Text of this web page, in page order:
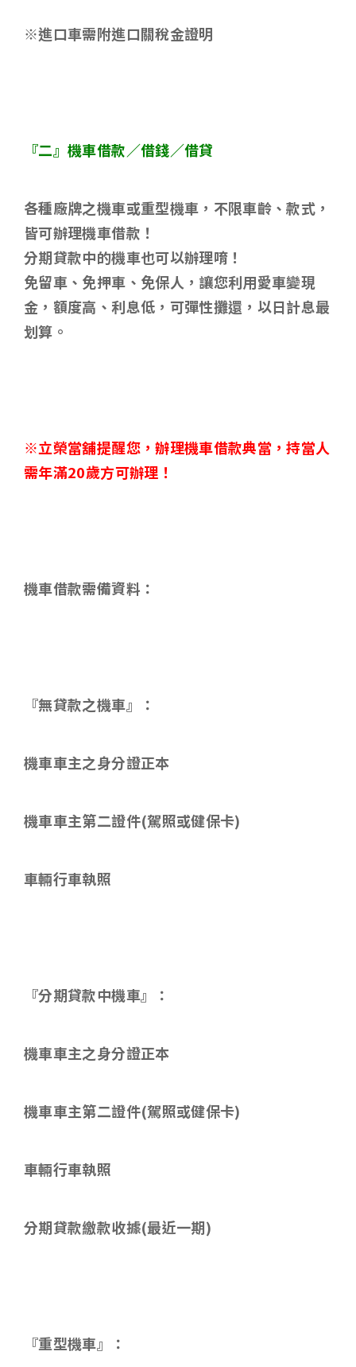
※進口車需附進口關稅金證明
『二』機車借款／借錢／借貸
各種廠牌之機車或重型機車，不限車齡、款式，
皆可辦理機車借款！
分期貸款中的機車也可以辦理唷！
免留車、免押車、免保人，讓您利用愛車變現
金，額度高、利息低，可彈性攤還，以日計息最
划算。
※立榮當舖提醒您，辦理機車借款典當，持當人
需年滿20歲方可辦理！
機車借款需備資料 ：
『無貸款之機車』：
機車車主之身分證正本
機車車主第二證件(駕照或健保卡)
車輛行車執照
『分期貸款中機車』：
機車車主之身分證正本
機車車主第二證件(駕照或健保卡)
車輛行車執照
分期貸款繳款收據(最近一期)
『重型機車』：